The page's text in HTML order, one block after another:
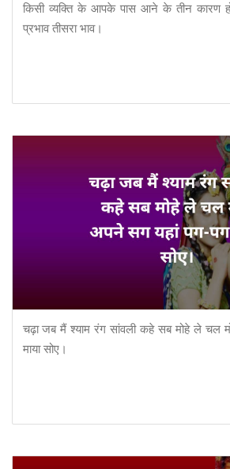
किसी व्यक्ति के आपके पास आने के तीन कारण
प्रभाव तीसरा भाव।
चढ़ा जब मैं श्याम रंग सांवली कहे सब मोहे ले चल
माया सोए।